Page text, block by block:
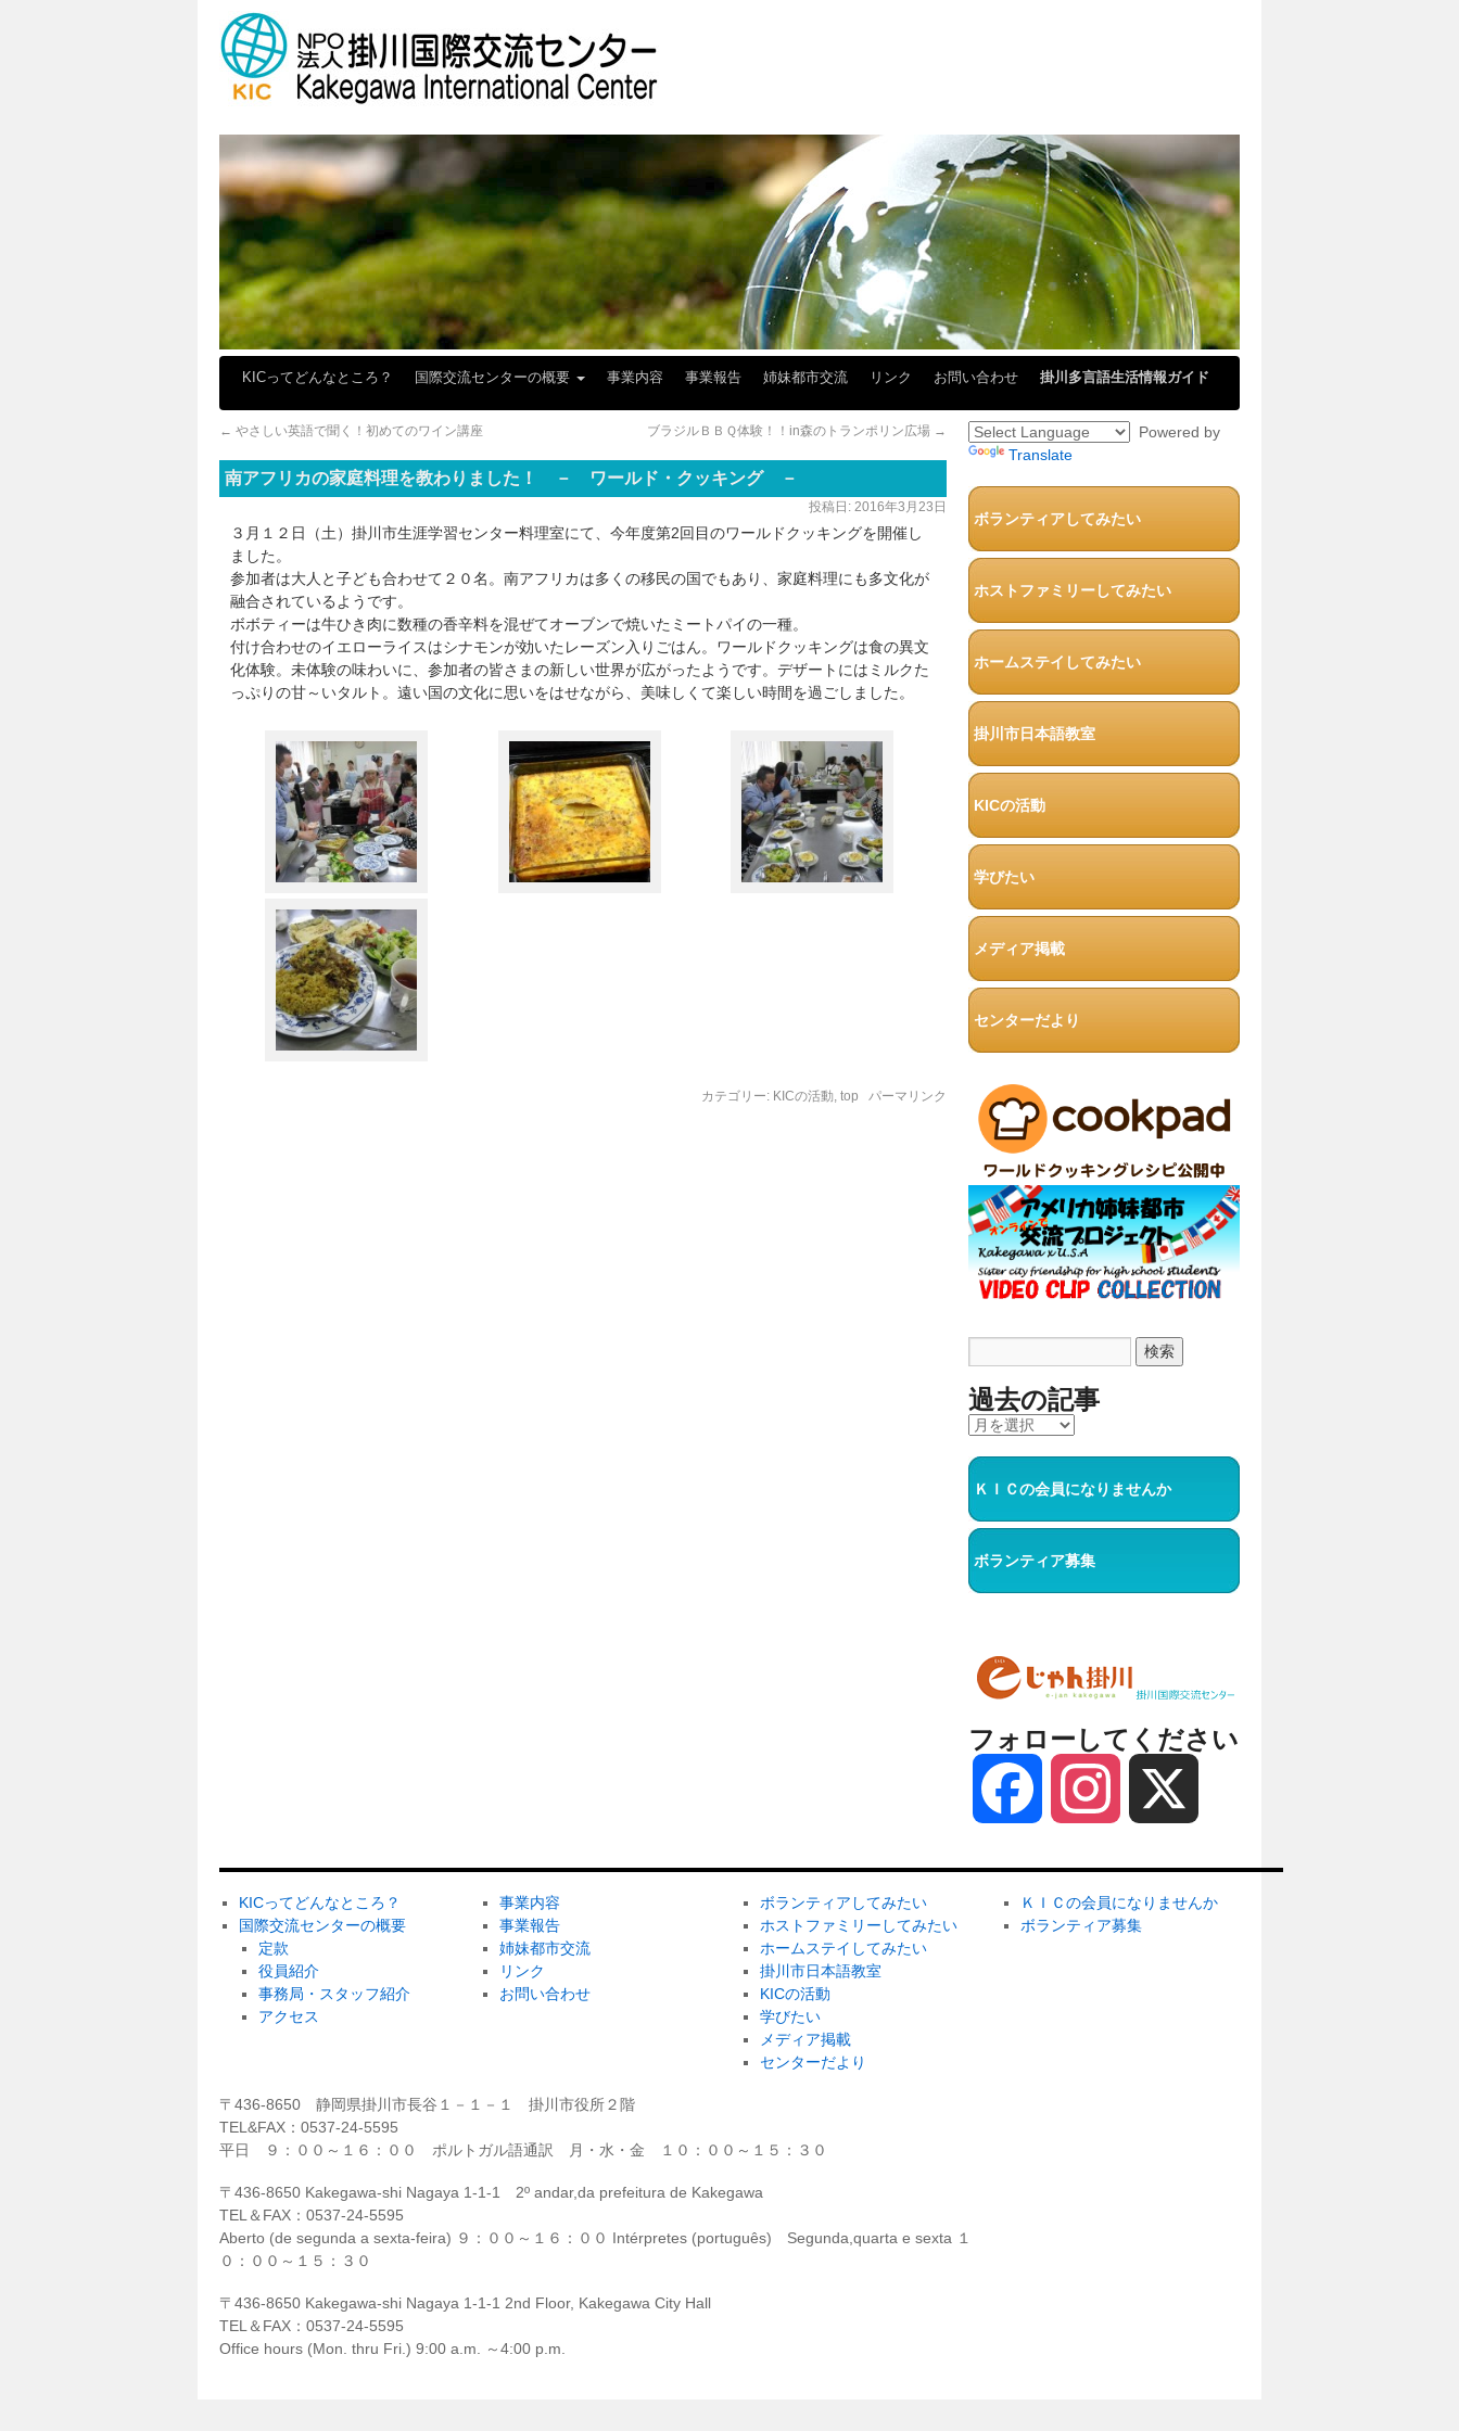
KICってどんなところ？ 国際交流センターの概要 事業内容 事業報告 姉妹都市交流 リンク お問い合わせ 掛川多言語生活情報ガイド
← やさしい英語で聞く！初めてのワイン講座 ブラジルＢＢＱ体験！！in森のトランポリン広場 →
南アフリカの家庭料理を教わりました！ － ワールド・クッキング －
投稿日: 2016年3月23日
３月１２日（土）掛川市生涯学習センター料理室にて、今年度第2回目のワールドクッキングを開催し
ました。
参加者は大人と子ども合わせて２０名。南アフリカは多くの移民の国でもあり、家庭料理にも多文化が
融合されているようです。
ボボティーは牛ひき肉に数種の香辛料を混ぜてオーブンで焼いたミートパイの一種。
付け合わせのイエローライスはシナモンが効いたレーズン入りごはん。ワールドクッキングは食の異文
化体験。未体験の味わいに、参加者の皆さまの新しい世界が広がったようです。デザートにはミルクた
っぷりの甘～いタルト。遠い国の文化に思いをはせながら、美味しくて楽しい時間を過ごしました。
カテゴリー: KICの活動, top パーマリンク
Powered by
Translate
ボランティアしてみたい
ホストファミリーしてみたい
ホームステイしてみたい
掛川市日本語教室
KICの活動
学びたい
メディア掲載
センターだより
過去の記事
ＫＩＣの会員になりませんか
ボランティア募集
フォローしてください
Facebook Instagram
KICってどんなところ？
国際交流センターの概要
定款
役員紹介
事務局・スタッフ紹介
アクセス
事業内容
事業報告
姉妹都市交流
リンク
お問い合わせ
ボランティアしてみたい
ホストファミリーしてみたい
ホームステイしてみたい
掛川市日本語教室
KICの活動
学びたい
メディア掲載
センターだより
ＫＩＣの会員になりませんか
ボランティア募集
〒436-8650 静岡県掛川市長谷１－１－１ 掛川市役所２階
TEL&FAX：0537-24-5595
平日 ９：００～１６：００ ポルトガル語通訳 月・水・金 １０：００～１５：３０
〒436-8650 Kakegawa-shi Nagaya 1-1-1 2º andar,da prefeitura de Kakegawa
TEL＆FAX：0537-24-5595
Aberto (de segunda a sexta-feira) ９：００～１６：００ Intérpretes (português) Segunda,quarta e sexta １
０：００～１５：３０
〒436-8650 Kakegawa-shi Nagaya 1-1-1 2nd Floor, Kakegawa City Hall
TEL＆FAX：0537-24-5595
Office hours (Mon. thru Fri.) 9:00 a.m. ～4:00 p.m.